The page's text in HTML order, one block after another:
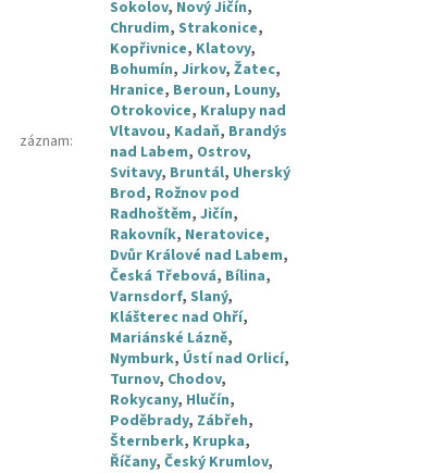
záznam:
Sokolov, Nový Jičín,
Chrudim,Strakonice,
Kopřivnice, Klatovy,
Bohumín,Jirkov,Žatec,
Hranice, Beroun, Louny,
Otrokovice, Kralupy nad
Vltavou, Kadaň, Brandýs
nad Labem, Ostrov,
Svitavy, Bruntál, Uherský
Brod, Rožnov pod
Radhoštěm,Jičín,
Rakovník, Neratovice,
Dvůr Králové nad Labem,
Česká Třebová, Bílina,
Varnsdorf,Slaný,
Klášterec nad Ohří,
Mariánské Lázně,
Nymburk, Ústí nad Orlicí,
Turnov, Chodov,
Rokycany, Hlučín,
Poděbrady, Zábřeh,
Šternberk, Krupka,
Říčany,Český Krumlov,